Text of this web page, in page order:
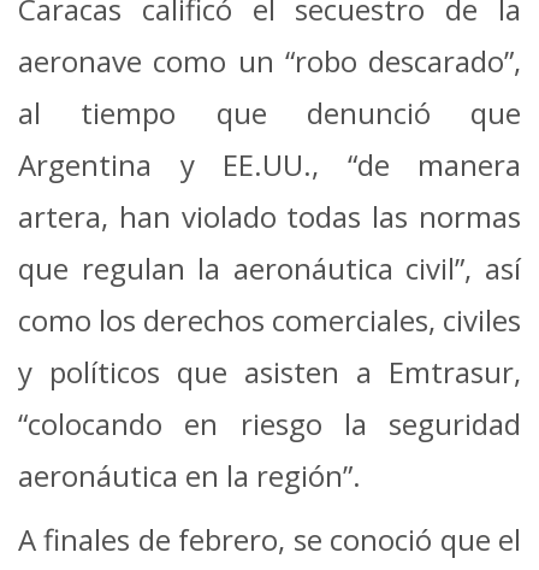
Caracas calificó el secuestro de la
aeronave como un “robo descarado”,
al tiempo que denunció que
Argentina y EE.UU., “de manera
artera, han violado todas las normas
que regulan la aeronáutica civil”, así
como los derechos comerciales, civiles
y políticos que asisten a Emtrasur,
“colocando en riesgo la seguridad
aeronáutica en la región”.
A finales de febrero, se conoció que el